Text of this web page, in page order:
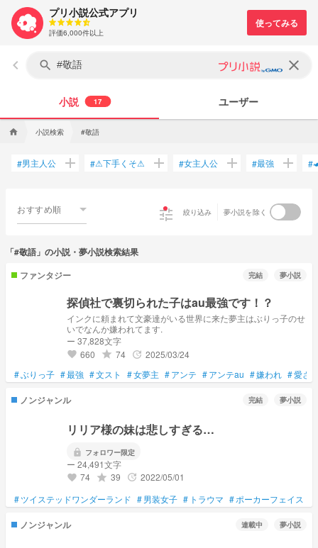
プリ小説公式アプリ
評価6,000件以上
keyboard_arrow_left search clear
小説 17 ユーザー
home 小説検索 #敬語
#男主人公 add #⚠下手くそ⚠ add #女主人公 add #最強 add #
おすすめ順 tune 絞り込み 夢小説を除く
「#敬語」の小説・夢小説検索結果
ファンタジー
完結 夢小説
探偵社で裏切られた子はau最強です！？
インクに頼まれて文豪達がいる世界に来た夢主はぶりっ子のせ
いでなんか嫌われてます.
ー 37,828文字
favorite 660 grade 74 update 2025/03/24
#ぶりっ子 #最強 #文スト #女夢主 #アンテ #アンテau #嫌われ #愛さ
ノンジャンル 完結 夢小説
リリア様の妹は悲しすぎる…
lock フォロワー限定
ー 24,491文字
favorite 74 grade 39 update 2022/05/01
#ツイステッドワンダーランド #男装女子 # トラウマ #ポーカーフェイス
ノンジャンル 連載中 夢小説